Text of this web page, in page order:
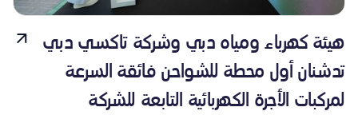
هيئة كهرباء ومياه دبي وشركة تاكسي دبي
تدشنان أول محطة للشواحن فائقة السرعة
لمركبات الأجرة الكهربائية التابعة للشركة